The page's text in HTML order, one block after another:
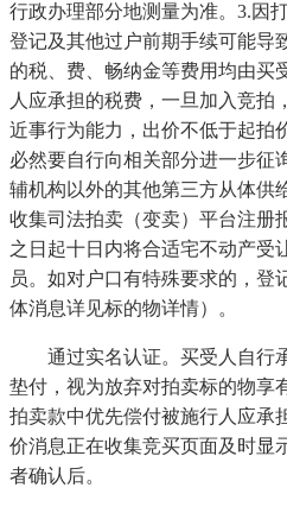
行政办理部分地测量为准。3.因
登记及其他过户前期手续可能导
的税、费、畅纳金等费用均由买
人应承担的税费，一旦加入竞拍
近事行为能力，出价不低于起拍
必然要自行向相关部分进一步征
辅机构以外的其他第三方从体供
收集司法拍卖（变卖）平台注册
之日起十日内将合适宅不动产受
员。如对户口有特殊要求的，登
体消息详见标的物详情）。
通过实名认证。买受人自行
垫付，视为放弃对拍卖标的物享
拍卖款中优先偿付被施行人应承
价消息正在收集竞买页面及时显
者确认后。